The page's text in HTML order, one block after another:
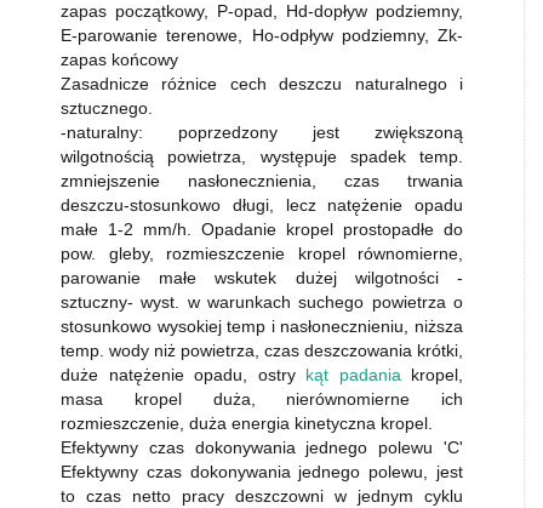
zapas początkowy, P-opad, Hd-dopływ podziemny,
E-parowanie terenowe, Ho-odpływ podziemny, Zk-
zapas końcowy
Zasadnicze różnice cech deszczu naturalnego i
sztucznego.
-naturalny: poprzedzony jest zwiększoną
wilgotnością powietrza, występuje spadek temp.
zmniejszenie nasłonecznienia, czas trwania
deszczu-stosunkowo długi, lecz natężenie opadu
małe 1-2 mm/h. Opadanie kropel prostopadłe do
pow. gleby, rozmieszczenie kropel równomierne,
parowanie małe wskutek dużej wilgotności -
sztuczny- wyst. w warunkach suchego powietrza o
stosunkowo wysokiej temp i nasłonecznieniu, niższa
temp. wody niż powietrza, czas deszczowania krótki,
duże natężenie opadu, ostry kąt padania kropel,
masa kropel duża, nierównomierne ich
rozmieszczenie, duża energia kinetyczna kropel.
Efektywny czas dokonywania jednego polewu 'C'
Efektywny czas dokonywania jednego polewu, jest
to czas netto pracy deszczowni w jednym cyklu